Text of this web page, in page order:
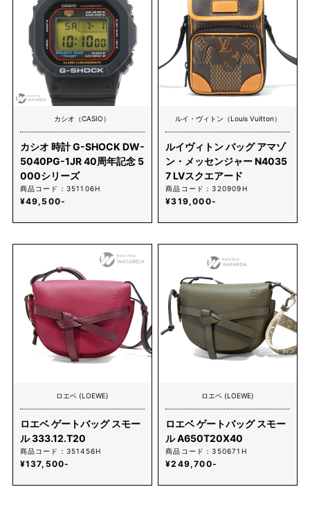
カシオ（CASIO）
カシオ 時計 G-SHOCK DW-
5040PG-1JR 40周年記念 5
000シリーズ
商品コード：351106H
¥49,500-
ルイ・ヴィトン（Louis Vuitton）
ルイヴィトン バッグ アマゾ
ン・メッセンジャー N4035
7 LVスクエアード
商品コード：320909H
¥319,000-
ロエベ (LOEWE)
ロエベ ゲートバッグ スモー
ル 333.12.T20
商品コード：351456H
¥137,500-
ロエベ (LOEWE)
ロエベ ゲートバッグ スモー
ル A650T20X40
商品コード：350671H
¥249,700-